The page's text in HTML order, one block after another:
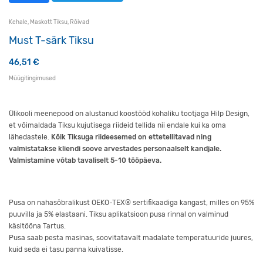
Kehale, Maskott Tiksu, Rõivad
Must T-särk Tiksu
46,51 €
Müügitingimused
Ülikooli meenepood on alustanud koostööd kohaliku tootjaga Hilp Design,
et võimaldada Tiksu kujutisega riideid tellida nii endale kui ka oma
lähedastele. Kõik Tiksuga riideesemed on ettetellitavad ning
valmistatakse kliendi soove arvestades personaalselt kandjale.
Valmistamine võtab tavaliselt 5-10 tööpäeva.
Pusa on nahasõbralikust OEKO-TEX® sertifikaadiga kangast, milles on 95%
puuvilla ja 5% elastaani. Tiksu aplikatsioon pusa rinnal on valminud
käsitööna Tartus.
Pusa saab pesta masinas, soovitatavalt madalate temperatuuride juures,
kuid seda ei tasu panna kuivatisse.